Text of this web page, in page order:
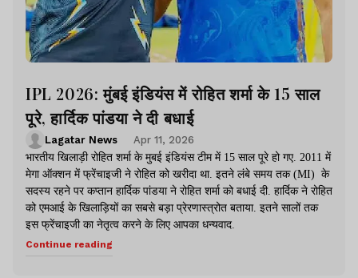
IPL 2026: मुंबई इंडियंस में रोहित शर्मा के 15 साल
पूरे, हार्दिक पांडया ने दी बधाई
Lagatar News
Apr 11, 2026
भारतीय खिलाड़ी रोहित शर्मा के मुबई इंडियंस टीम में 15 साल पूरे हो गए. 2011 में
मेगा ऑक्शन में फ्रेंचाइजी ने रोहित को खरीदा था. इतने लंबे समय तक (MI) के
सदस्य रहने पर कप्तान हार्दिक पांडया ने रोहित शर्मा को बधाई दी. हार्दिक ने रोहित
को एमआई के खिलाड़ियों का सबसे बड़ा प्रेरणास्त्रोत बताया. इतने सालों तक
इस फ्रेंचाइजी का नेतृत्व करने के लिए आपका धन्यवाद.
Continue reading